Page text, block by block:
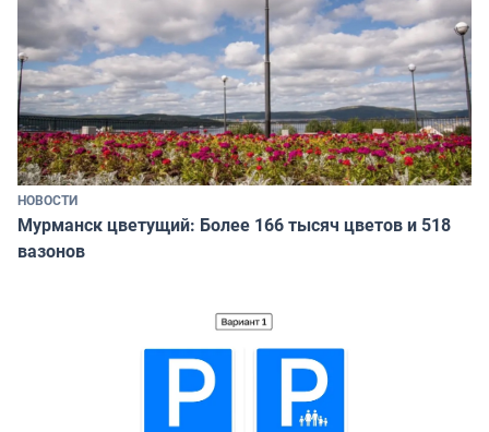
НОВОСТИ
Мурманск цветущий: Более 166 тысяч цветов и 518
вазонов